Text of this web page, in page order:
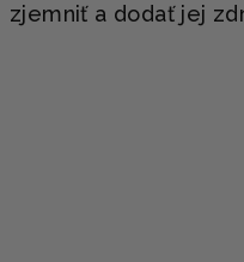
zjemniť a dodať jej